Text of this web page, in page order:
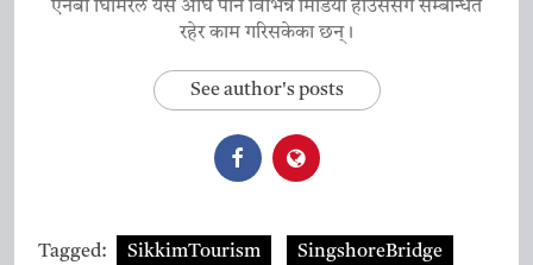
एनबी घिमिरेले यस अघि पनि विभिन्न मिडिया हाउससँग सम्बन्धित
रहेर काम गरिसकेका छन्।
See author's posts
Tagged: SikkimTourism SingshoreBridge